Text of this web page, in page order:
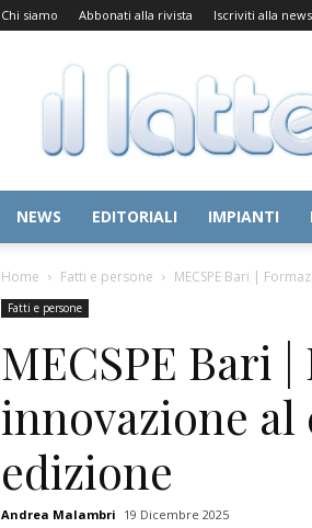
Chi siamo Abbonati alla rivista Iscriviti alla
Il
Latte
NEWS EDITORIALI IMPIANTI
Home Fatti e persone MECSPE Bari |
Fatti e persone
MECSPE Bari
innovazione
edizione
Andrea Malambri 19 Dicembre 2025